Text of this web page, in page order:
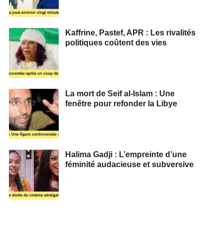
Kaffrine, Pastef, APR : Les rivalités
politiques coûtent des vies
La mort de Seif al-Islam : Une
fenêtre pour refonder la Libye
Halima Gadji : L’empreinte d’une
féminité audacieuse et subversive